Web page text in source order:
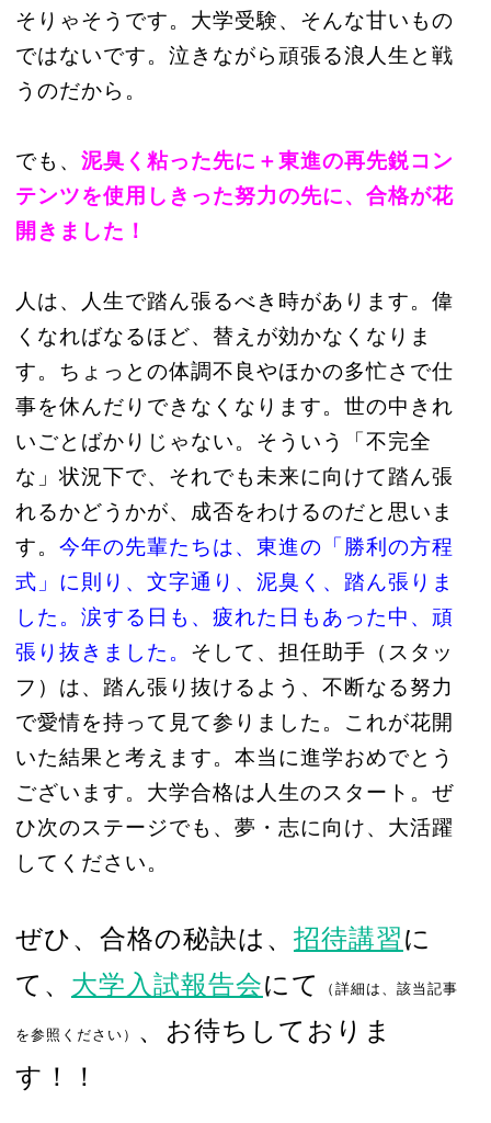
そりゃそうです。大学受験、そんな甘いもの
ではないです。泣きながら頑張る浪人生と戦
うのだから。
でも、 泥臭く粘った先に＋東進の再先鋭コン
テンツを使用しきった努力の先に、合格が花
開きました！
人は、人生で踏ん張るべき時があります。偉
くなればなるほど、替えが効かなくなりま
す。ちょっとの体調不良やほかの多忙さで仕
事を休んだりできなくなります。世の中きれ
いごとばかりじゃない。そういう「不完全
な」状況下で、それでも未来に向けて踏ん張
れるかどうかが、成否をわけるのだと思いま
す。 今年の先輩たちは、東進の「勝利の方程
式」に則り、文字通り、泥臭く、踏ん張りま
した。涙する日も、疲れた日もあった中、頑
張り抜きました。 そして、担任助手（スタッ
フ）は、踏ん張り抜けるよう、不断なる努力
で愛情を持って見て参りました。これが花開
いた結果と考えます。本当に進学おめでとう
ございます。大学合格は人生のスタート。ぜ
ひ次のステージでも、夢・志に向け、大活躍
してください。
ぜひ、合格の秘訣は、 招待講習に
て、 大学入試報告会にて （詳細は、該当記事
を参照ください）
、お待ちしておりま
す！！